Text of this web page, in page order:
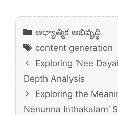
Categories
ఆధ్యాత్మిక అభివృద్ధి
Tags
content generation
Exploring ‘Nee
Depth Analysis
Exploring the
Nenunna Inthakalam’